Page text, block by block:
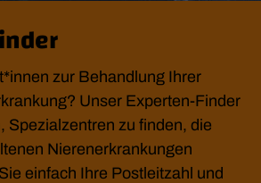
zur Behandlung Ihrer
Unser Experten-Finder
Spezialzentren zu finden, die
Nierenerkrankungen
einfach Ihre Postleitzahl und